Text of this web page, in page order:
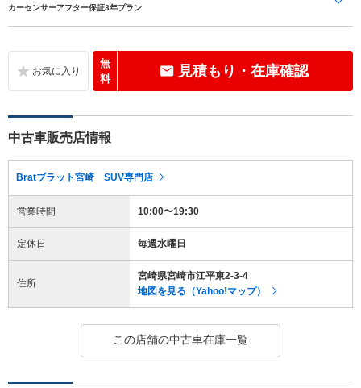
カーセンサーアフター保証3年プラン
無
料
見積もり・在庫確認
中古車販売店情報
Bratブラット宮崎 SUV専門店
営業時間 10:00〜19:30
定休日 毎週水曜日
住所
宮崎県宮崎市江平東2-3-4
地図を見る（Yahoo!マップ）
この店舗の中古車在庫一覧